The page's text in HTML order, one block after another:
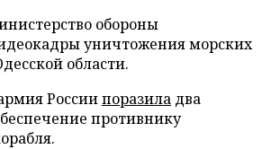
обороны
уничтожения морских
области.
Россиипоразила два
противнику